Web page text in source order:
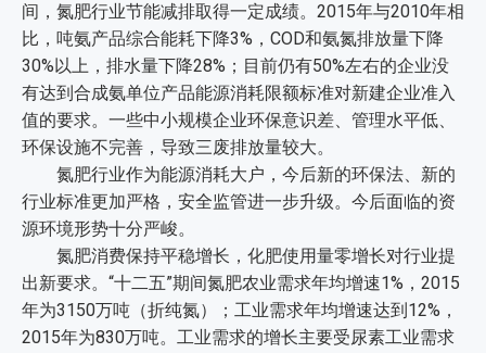
间，氮肥行业节能减排取得一定成绩。2015年与2010年相
比，吨氨产品综合能耗下降3%，COD和氨氮排放量下降
30%以上，排水量下降28%；目前仍有50%左右的企业没
有达到合成氨单位产品能源消耗限额标准对新建企业准入
值的要求。一些中小规模企业环保意识差、管理水平低、
环保设施不完善，导致三废排放量较大。
氮肥行业作为能源消耗大户，今后新的环保法、新的
行业标准更加严格，安全监管进一步升级。今后面临的资
源环境形势十分严峻。
氮肥消费保持平稳增长，化肥使用量零增长对行业提
出新要求。“十二五”期间氮肥农业需求年均增速1%，2015
年为3150万吨（折纯氮）；工业需求年均增速达到12%，
2015年为830万吨。工业需求的增长主要受尿素工业需求